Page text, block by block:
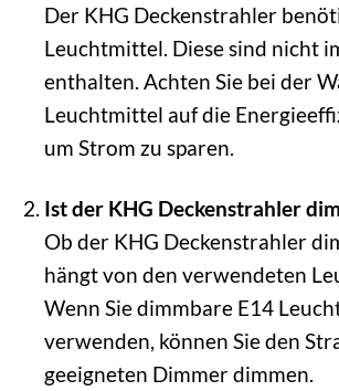
Der KHG Deckenstrahler
Leuchtmittel. Diese sind nicht
enthalten. Achten Sie bei der
Leuchtmittel auf die
um Strom zu sparen.
Ist der KHG Deckenstrahler
Ob der KHG Deckenstrahler
hängt von den verwendeten
Wenn Sie dimmbare E14
verwenden, können Sie den
geeigneten Dimmer dimmen.